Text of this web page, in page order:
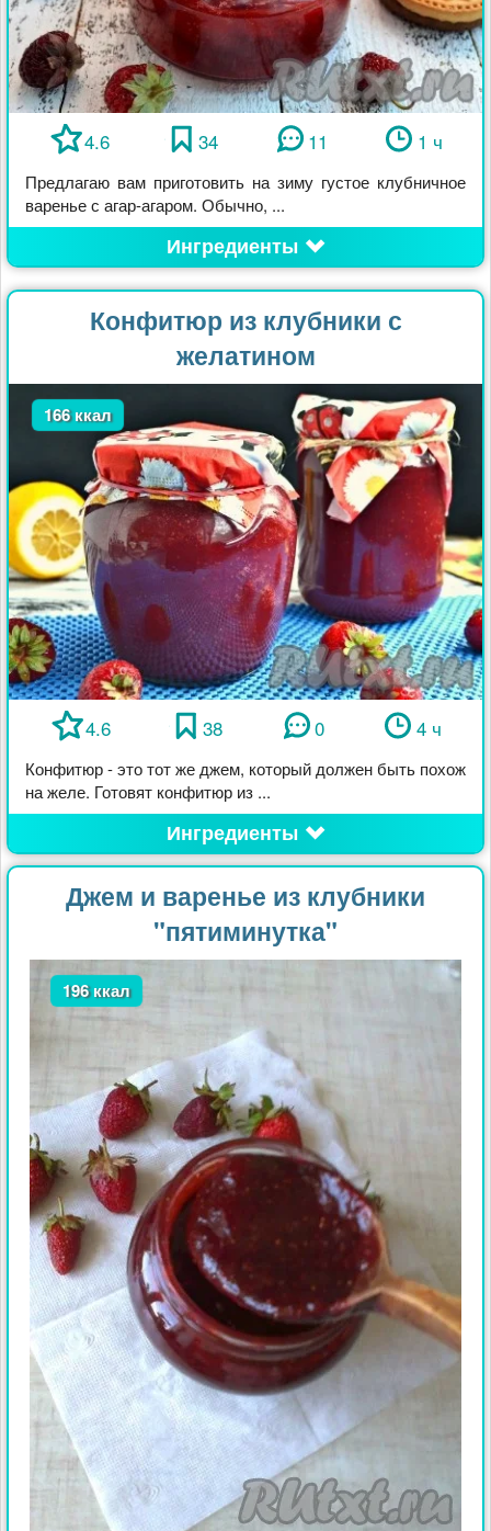
4.6 34 11 1 ч
Предлагаю вам приготовить на зиму густое клубничное
варенье с агар-агаром. Обычно, ...
Ингредиенты
Конфитюр из клубники с
желатином
166 ккал
4.6 38 0 4 ч
Конфитюр - это тот же джем, который должен быть похож
на желе. Готовят конфитюр из ...
Ингредиенты
Джем и варенье из клубники
"пятиминутка"
196 ккал